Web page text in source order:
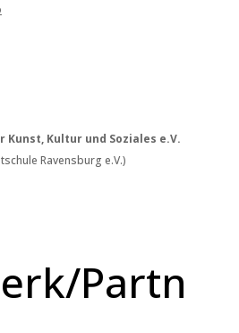
Kunst, Kultur und Soziales e.V.
Ravensburg e.V.)
Partn